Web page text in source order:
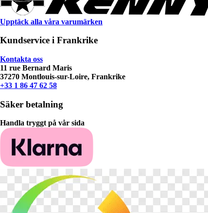
Upptäck alla våra varumärken
Kundservice i Frankrike
Kontakta oss
11 rue Bernard Maris
37270 Montlouis-sur-Loire, Frankrike
+33 1 86 47 62 58
Säker betalning
Handla tryggt på vår sida